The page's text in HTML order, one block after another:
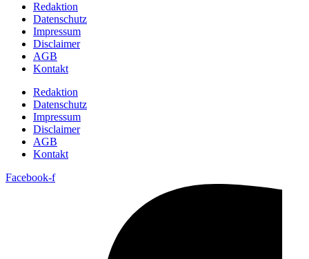
Redaktion
Datenschutz
Impressum
Disclaimer
AGB
Kontakt
Redaktion
Datenschutz
Impressum
Disclaimer
AGB
Kontakt
Facebook-f